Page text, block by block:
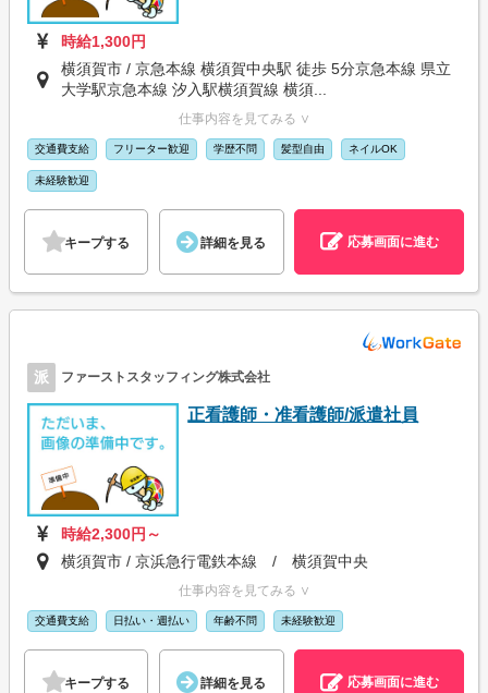
時給1,300円
横須賀市 / 京急本線 横須賀中央駅 徒歩 5分京急本線 県立
大学駅京急本線 汐入駅横須賀線 横須...
仕事内容を見てみる ∨
交通費支給 フリーター歓迎 学歴不問 髪型自由 ネイルOK
未経験歓迎
キープする 詳細を見る 応募画面に進む
派 ファーストスタッフィング株式会社
正看護師・准看護師/派遣社員
時給2,300円～
横須賀市 / 京浜急行電鉄本線 / 横須賀中央
仕事内容を見てみる ∨
交通費支給 日払い・週払い 年齢不問 未経験歓迎
キープする 詳細を見る 応募画面に進む